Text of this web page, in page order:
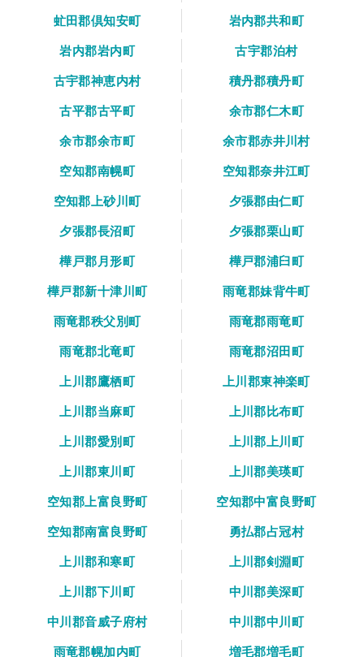
虻田郡倶知安町
岩内郡共和町
岩内郡岩内町
古宇郡泊村
古宇郡神恵内村
積丹郡積丹町
古平郡古平町
余市郡仁木町
余市郡余市町
余市郡赤井川村
空知郡南幌町
空知郡奈井江町
空知郡上砂川町
夕張郡由仁町
夕張郡長沼町
夕張郡栗山町
樺戸郡月形町
樺戸郡浦臼町
樺戸郡新十津川町
雨竜郡妹背牛町
雨竜郡秩父別町
雨竜郡雨竜町
雨竜郡北竜町
雨竜郡沼田町
上川郡鷹栖町
上川郡東神楽町
上川郡当麻町
上川郡比布町
上川郡愛別町
上川郡上川町
上川郡東川町
上川郡美瑛町
空知郡上富良野町
空知郡中富良野町
空知郡南富良野町
勇払郡占冠村
上川郡和寒町
上川郡剣淵町
上川郡下川町
中川郡美深町
中川郡音威子府村
中川郡中川町
雨竜郡幌加内町
増毛郡増毛町